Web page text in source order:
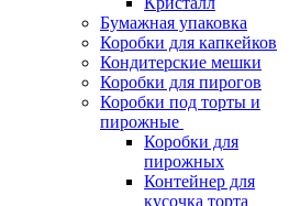
Бумажная упаковка
Коробки для капкейков
Кондитерские мешки
Коробки для пирогов
Коробки под торты и
пирожные
Коробки для
пирожных
Контейнер для
кусочка торта